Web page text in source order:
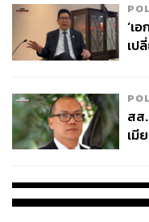
‘เ
เป
สส
เมี